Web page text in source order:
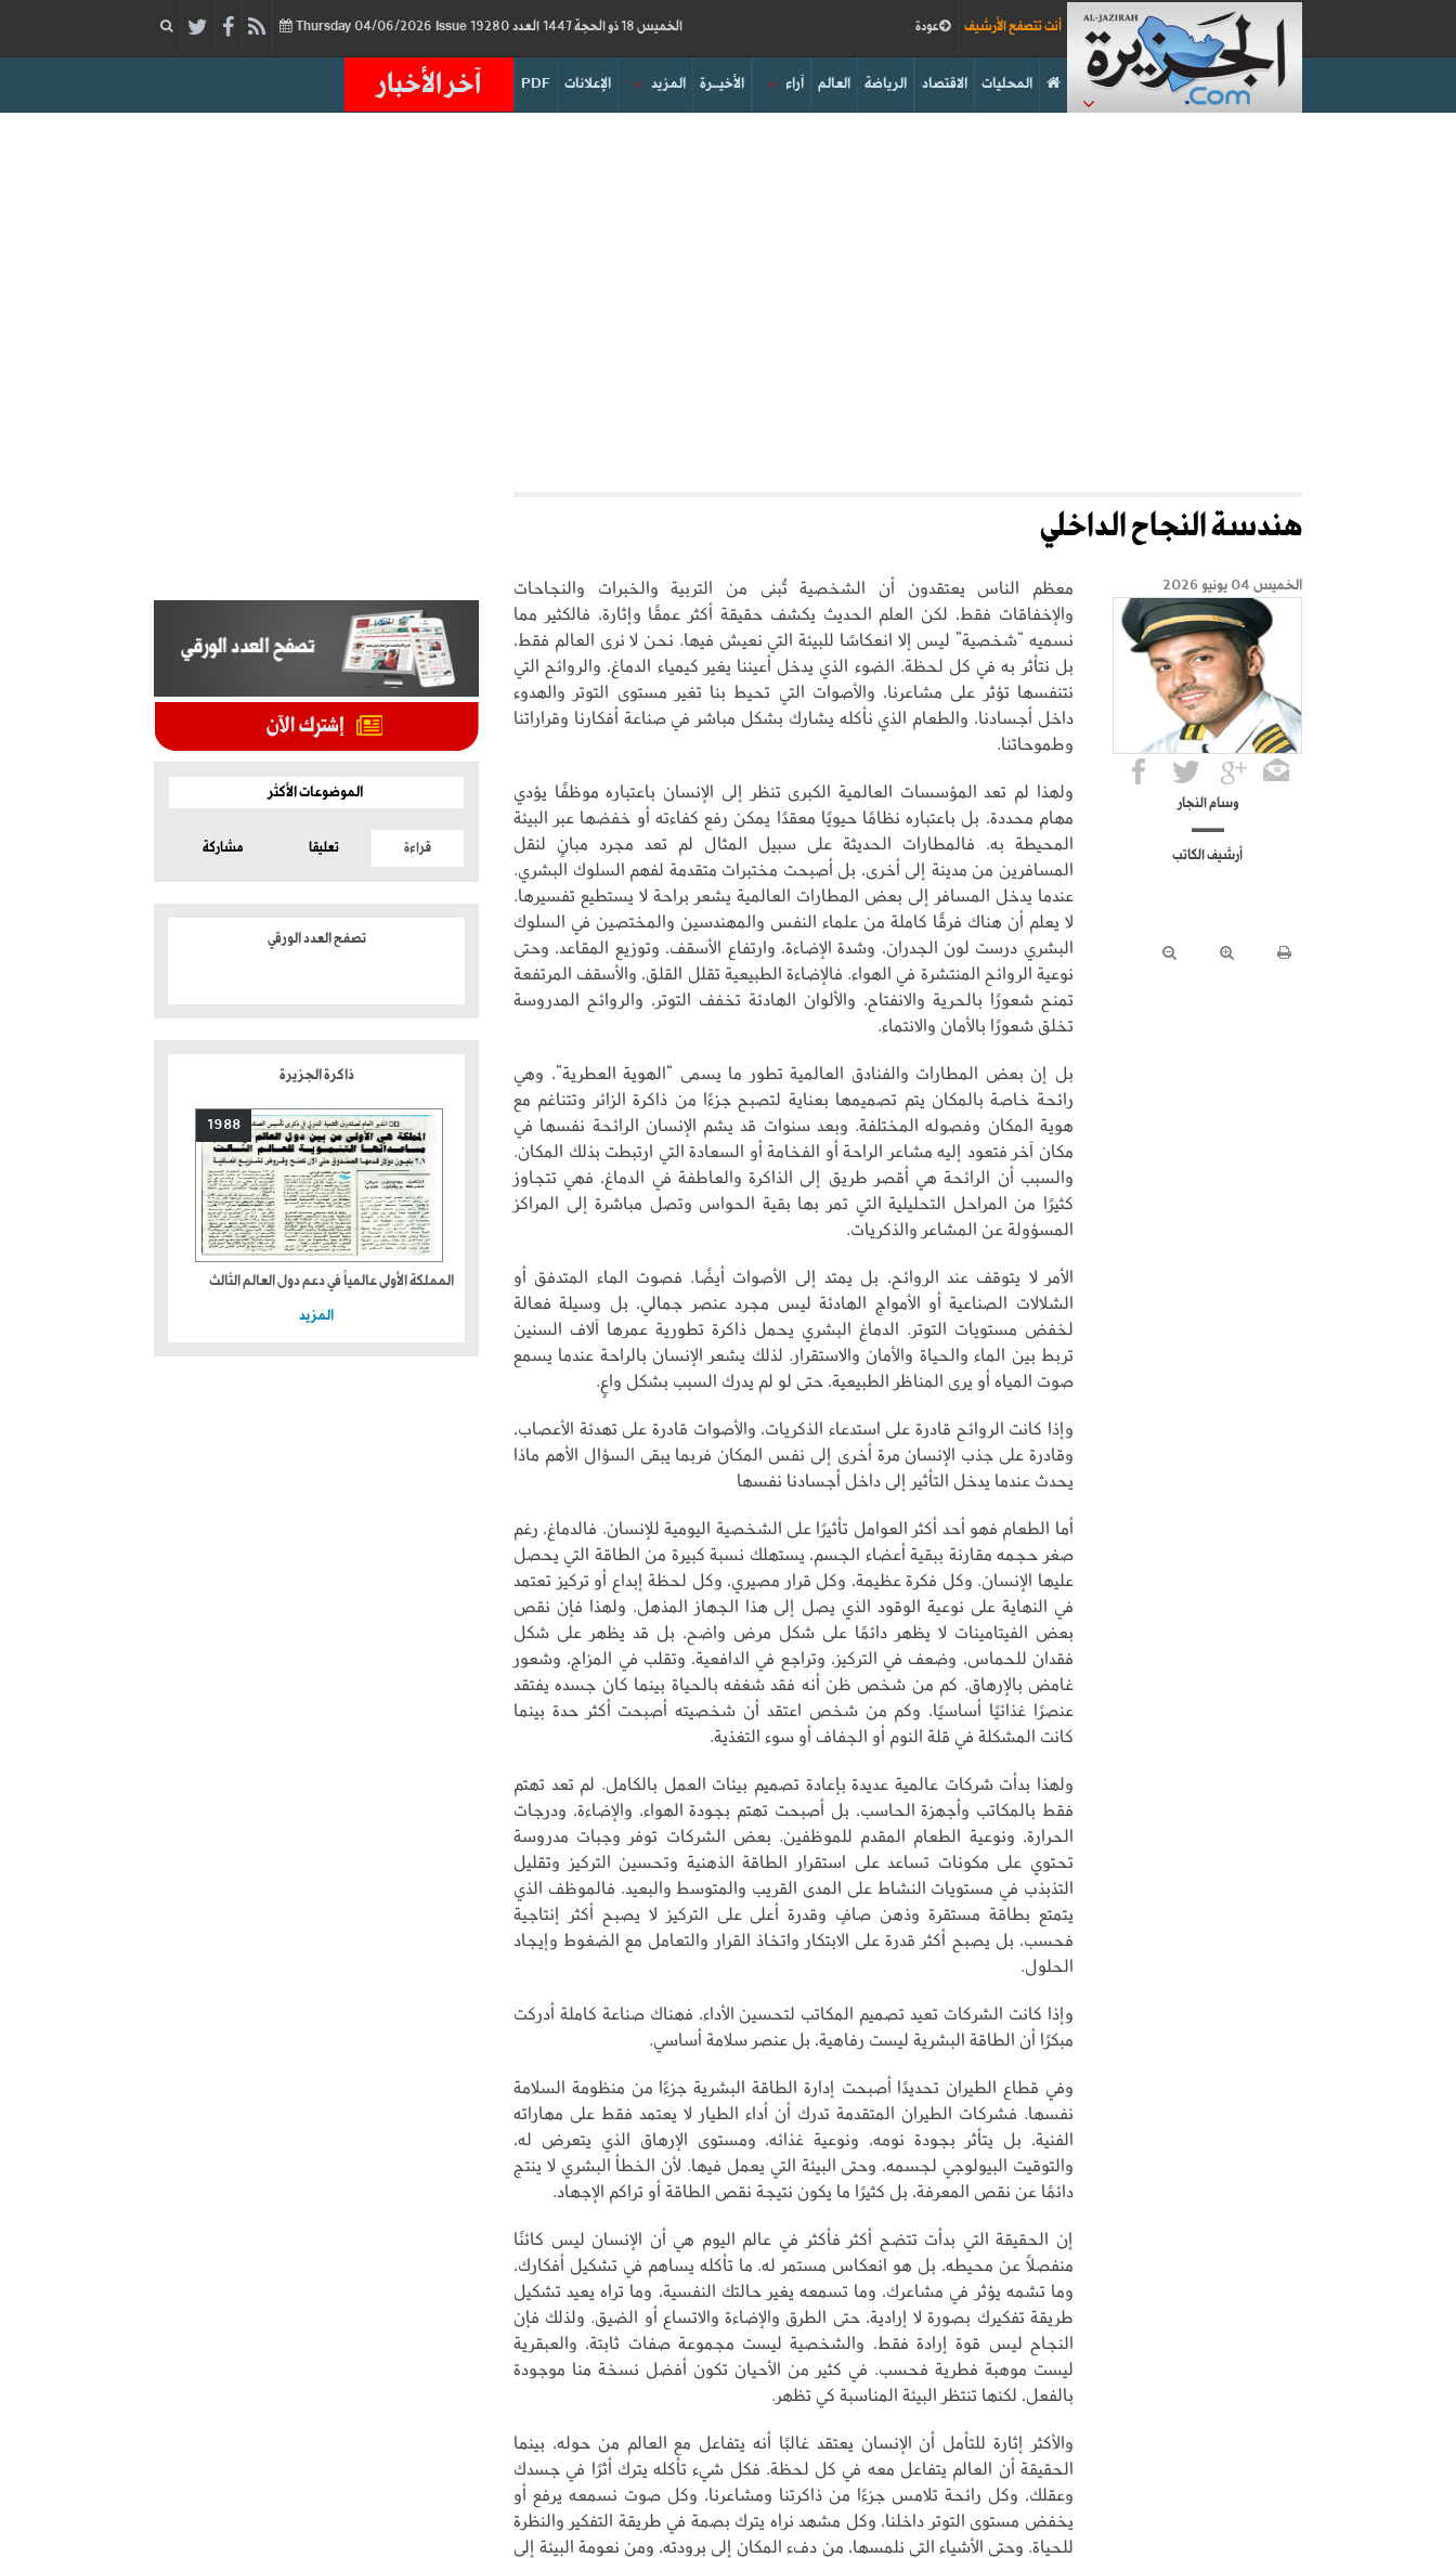
الخميس 18 ذو الحجة 1447 العدد 19280 04/06/2026 Issue عودة أنت تتصفح الأرشيف
آخر الأخبار PDF الإعلانات المزيد الأخيــرة آراء العالم الرياضة الاقتصاد المحليات
هندسة النجاح الداخلي
الخميس 04 يونيو 2026
وسام النجار
أرشيف الكاتب
معظم الناس يعتقدون أن الشخصية تُبنى من التربية والخبرات والنجاحات
والإخفاقات فقط، لكن العلم الحديث يكشف حقيقة أكثر عمقًا وإثارة، فالكثير مما
نسميه “شخصية” ليس إلا انعكاسًا للبيئة التي نعيش فيها. نحن لا نرى العالم فقط،
بل نتأثر به في كل لحظة. الضوء الذي يدخل أعيننا يغير كيمياء الدماغ، والروائح التي
نتنفسها تؤثر على مشاعرنا، والأصوات التي تحيط بنا تغير مستوى التوتر والهدوء
داخل أجسادنا، والطعام الذي نأكله يشارك بشكل مباشر في صناعة أفكارنا وقراراتنا
وطموحاتنا.
ولهذا لم تعد المؤسسات العالمية الكبرى تنظر إلى الإنسان باعتباره موظفًا يؤدي
مهام محددة، بل باعتباره نظامًا حيويًا معقدًا يمكن رفع كفاءته أو خفضها عبر البيئة
المحيطة به. فالمطارات الحديثة على سبيل المثال لم تعد مجرد مبانٍ لنقل
المسافرين من مدينة إلى أخرى، بل أصبحت مختبرات متقدمة لفهم السلوك البشري.
عندما يدخل المسافر إلى بعض المطارات العالمية يشعر براحة لا يستطيع تفسيرها.
لا يعلم أن هناك فرقًا كاملة من علماء النفس والمهندسين والمختصين في السلوك
البشري درست لون الجدران، وشدة الإضاءة، وارتفاع الأسقف، وتوزيع المقاعد، وحتى
نوعية الروائح المنتشرة في الهواء. فالإضاءة الطبيعية تقلل القلق، والأسقف المرتفعة
تمنح شعورًا بالحرية والانفتاح، والألوان الهادئة تخفف التوتر، والروائح المدروسة
تخلق شعورًا بالأمان والانتماء.
بل إن بعض المطارات والفنادق العالمية تطور ما يسمى “الهوية العطرية”، وهي
رائحة خاصة بالمكان يتم تصميمها بعناية لتصبح جزءًا من ذاكرة الزائر وتتناغم مع
هوية المكان وفصوله المختلفة. وبعد سنوات قد يشم الإنسان الرائحة نفسها في
مكان آخر فتعود إليه مشاعر الراحة أو الفخامة أو السعادة التي ارتبطت بذلك المكان.
والسبب أن الرائحة هي أقصر طريق إلى الذاكرة والعاطفة في الدماغ، فهي تتجاوز
كثيرًا من المراحل التحليلية التي تمر بها بقية الحواس وتصل مباشرة إلى المراكز
المسؤولة عن المشاعر والذكريات.
الأمر لا يتوقف عند الروائح، بل يمتد إلى الأصوات أيضًا. فصوت الماء المتدفق أو
الشلالات الصناعية أو الأمواج الهادئة ليس مجرد عنصر جمالي، بل وسيلة فعالة
لخفض مستويات التوتر. الدماغ البشري يحمل ذاكرة تطورية عمرها آلاف السنين
تربط بين الماء والحياة والأمان والاستقرار. لذلك يشعر الإنسان بالراحة عندما يسمع
صوت المياه أو يرى المناظر الطبيعية، حتى لو لم يدرك السبب بشكل واعٍ.
وإذا كانت الروائح قادرة على استدعاء الذكريات، والأصوات قادرة على تهدئة الأعصاب،
وقادرة على جذب الإنسان مرة أخرى إلى نفس المكان فربما يبقى السؤال الأهم ماذا
يحدث عندما يدخل التأثير إلى داخل أجسادنا نفسها
أما الطعام فهو أحد أكثر العوامل تأثيرًا على الشخصية اليومية للإنسان. فالدماغ، رغم
صغر حجمه مقارنة ببقية أعضاء الجسم، يستهلك نسبة كبيرة من الطاقة التي يحصل
عليها الإنسان. وكل فكرة عظيمة، وكل قرار مصيري، وكل لحظة إبداع أو تركيز تعتمد
في النهاية على نوعية الوقود الذي يصل إلى هذا الجهاز المذهل. ولهذا فإن نقص
بعض الفيتامينات لا يظهر دائمًا على شكل مرض واضح، بل قد يظهر على شكل
فقدان للحماس، وضعف في التركيز، وتراجع في الدافعية، وتقلب في المزاج، وشعور
غامض بالإرهاق. كم من شخص ظن أنه فقد شغفه بالحياة بينما كان جسده يفتقد
عنصرًا غذائيًا أساسيًا، وكم من شخص اعتقد أن شخصيته أصبحت أكثر حدة بينما
كانت المشكلة في قلة النوم أو الجفاف أو سوء التغذية.
ولهذا بدأت شركات عالمية عديدة بإعادة تصميم بيئات العمل بالكامل. لم تعد تهتم
فقط بالمكاتب وأجهزة الحاسب، بل أصبحت تهتم بجودة الهواء، والإضاءة، ودرجات
الحرارة، ونوعية الطعام المقدم للموظفين. بعض الشركات توفر وجبات مدروسة
تحتوي على مكونات تساعد على استقرار الطاقة الذهنية وتحسين التركيز وتقليل
التذبذب في مستويات النشاط على المدى القريب والمتوسط والبعيد. فالموظف الذي
يتمتع بطاقة مستقرة وذهن صافٍ وقدرة أعلى على التركيز لا يصبح أكثر إنتاجية
فحسب، بل يصبح أكثر قدرة على الابتكار واتخاذ القرار والتعامل مع الضغوط وإيجاد
الحلول.
وإذا كانت الشركات تعيد تصميم المكاتب لتحسين الأداء، فهناك صناعة كاملة أدركت
مبكرًا أن الطاقة البشرية ليست رفاهية، بل عنصر سلامة أساسي.
وفي قطاع الطيران تحديدًا أصبحت إدارة الطاقة البشرية جزءًا من منظومة السلامة
نفسها. فشركات الطيران المتقدمة تدرك أن أداء الطيار لا يعتمد فقط على مهاراته
الفنية، بل يتأثر بجودة نومه، ونوعية غذائه، ومستوى الإرهاق الذي يتعرض له،
والتوقيت البيولوجي لجسمه، وحتى البيئة التي يعمل فيها. لأن الخطأ البشري لا ينتج
دائمًا عن نقص المعرفة، بل كثيرًا ما يكون نتيجة نقص الطاقة أو تراكم الإجهاد.
إن الحقيقة التي بدأت تتضح أكثر فأكثر في عالم اليوم هي أن الإنسان ليس كائنًا
منفصلًا عن محيطه، بل هو انعكاس مستمر له. ما تأكله يساهم في تشكيل أفكارك،
وما تشمه يؤثر في مشاعرك، وما تسمعه يغير حالتك النفسية، وما تراه يعيد تشكيل
طريقة تفكيرك بصورة لا إرادية، حتى الطرق والإضاءة والاتساع أو الضيق. ولذلك فإن
النجاح ليس قوة إرادة فقط، والشخصية ليست مجموعة صفات ثابتة، والعبقرية
ليست موهبة فطرية فحسب. في كثير من الأحيان تكون أفضل نسخة منا موجودة
بالفعل، لكنها تنتظر البيئة المناسبة كي تظهر.
والأكثر إثارة للتأمل أن الإنسان يعتقد غالبًا أنه يتفاعل مع العالم من حوله، بينما
الحقيقة أن العالم يتفاعل معه في كل لحظة. فكل شيء تأكله يترك أثرًا في جسدك
وعقلك، وكل رائحة تلامس جزءًا من ذاكرتنا ومشاعرنا، وكل صوت نسمعه يرفع أو
يخفض مستوى التوتر داخلنا، وكل مشهد نراه يترك بصمة في طريقة التفكير والنظرة
للحياة. وحتى الأشياء التي نلمسها، من دفء المكان إلى برودته، ومن نعومة البيئة إلى
الموضوعات الأكثر
قراءة تعليقا مشاركة
تصفح العدد الورقي
ذاكرة الجزيرة
1988
المملكة الأولى عالمياً في دعم دول العالم الثالث
المزيد